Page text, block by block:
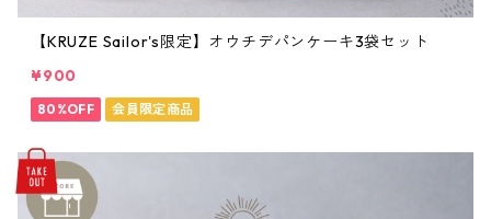
【KRUZE Sailor's限定】オウチデパンケーキ3袋セット
¥900
80%OFF 会員限定商品